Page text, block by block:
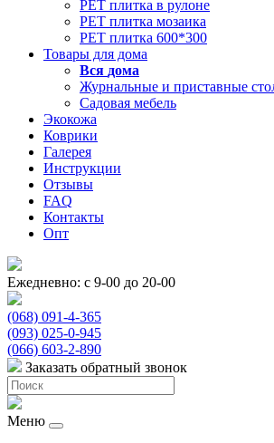
РЕТ плитка в рулоне
РЕТ плитка мозаика
РЕТ плитка 600*300
Товары для дома
Вся дома
Журнальные и приставные
Садовая мебель
Экокожа
Коврики
Галерея
Инструкции
Отзывы
FAQ
Контакты
Опт
Ежедневно: с 9-00 до 20-00
(068) 091-4-365
(093) 025-0-945
(066) 603-2-890
Заказать обратный звонок
Меню